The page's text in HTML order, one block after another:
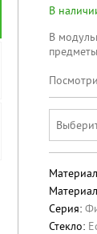
В
В
Серия:
Стекло: